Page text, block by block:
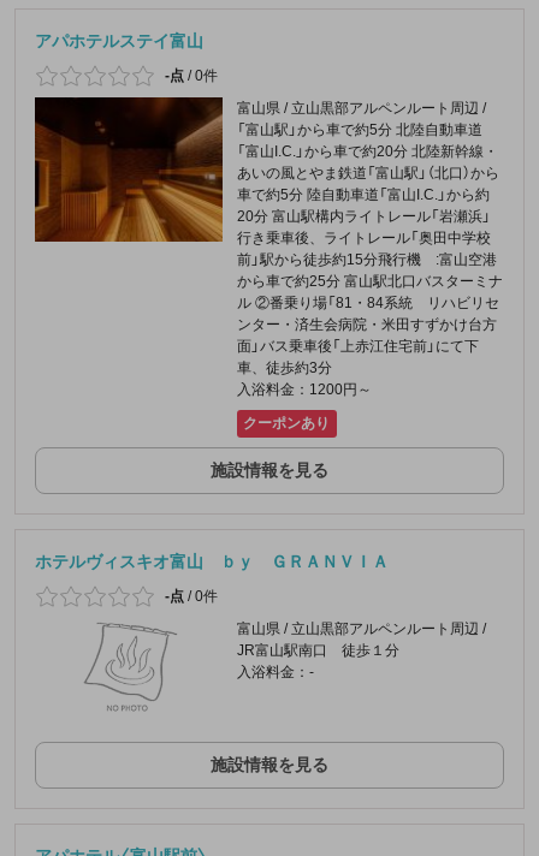
アパホテルステイ富山
-点 /0件
富山県 / 立山黒部アルペンルート周辺 /
「富山駅」から車で約5分 北陸自動車道
「富山I.C.」から車で約20分 北陸新幹線・
あいの風とやま鉄道「富山駅」（北口）から
車で約5分 陸自動車道「富山I.C.」から約
20分 富山駅構内ライトレール「岩瀬浜」
行き乗車後、ライトレール「奥田中学校
前」駅から徒歩約15分飛行機 :富山空港
から車で約25分 富山駅北口バスターミナ
ル ②番乗り場「81・84系統 リハビリセ
ンター・済生会病院・米田すずかけ台方
面」バス乗車後「上赤江住宅前」にて下
車、徒歩約3分
入浴料金：1200円～
クーポンあり
施設情報を見る
ホテルヴィスキオ富山 ｂｙ ＧＲＡＮＶＩＡ
-点 /0件
富山県 / 立山黒部アルペンルート周辺 /
JR富山駅南口 徒歩１分
入浴料金：-
施設情報を見る